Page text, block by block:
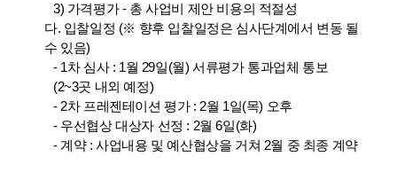
3) 가격평가 - 총 사업비 제안 비용의 적절성
다. 입찰일정 (※ 향후 입찰일정은 심사단계에서 변동 될
수 있음)
- 1차 심사 : 1월 29일(월) 서류평가 통과업체 통보
(2~3곳 내외 예정)
- 2차 프레젠테이션 평가 : 2월 1일(목) 오후
- 우선협상 대상자 선정 : 2월 6일(화)
- 계약 : 사업내용 및 예산협상을 거쳐 2월 중 최종 계약